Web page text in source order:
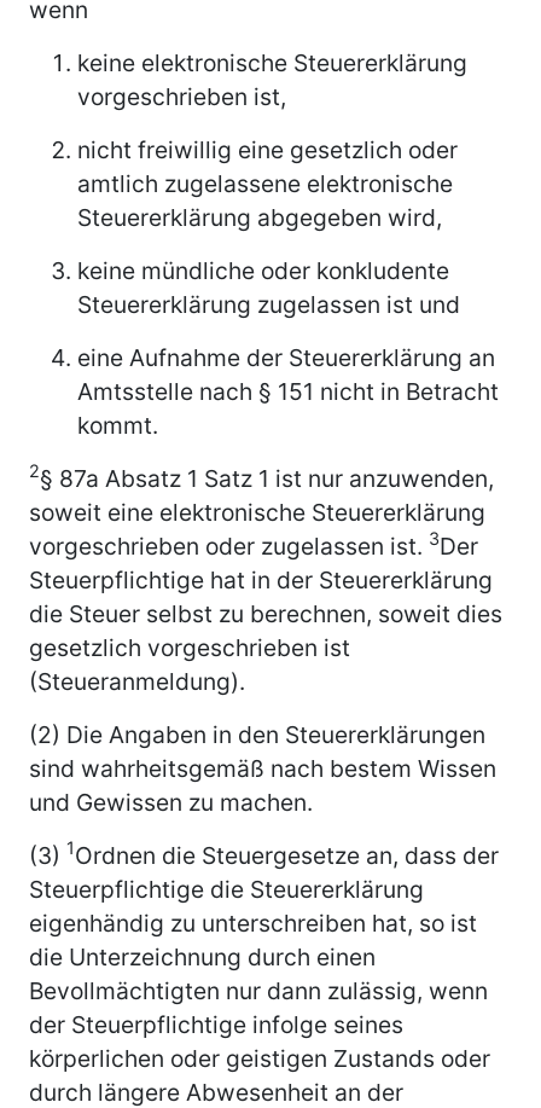
wenn
keine elektronische Steuererklärung
vorgeschrieben ist,
nicht freiwillig eine gesetzlich oder
amtlich zugelassene elektronische
Steuererklärung abgegeben wird,
keine mündliche oder konkludente
Steuererklärung zugelassen ist und
eine Aufnahme der Steuererklärung an
Amtsstelle nach § 151 nicht in Betracht
kommt.
2§ 87a Absatz 1 Satz 1 ist nur anzuwenden,
soweit eine elektronische Steuererklärung
vorgeschrieben oder zugelassen ist. 3Der
Steuerpflichtige hat in der Steuererklärung
die Steuer selbst zu berechnen, soweit dies
gesetzlich vorgeschrieben ist
(Steueranmeldung).
(2) Die Angaben in den Steuererklärungen
sind wahrheitsgemäß nach bestem Wissen
und Gewissen zu machen.
(3) 1Ordnen die Steuergesetze an, dass der
Steuerpflichtige die Steuererklärung
eigenhändig zu unterschreiben hat, so ist
die Unterzeichnung durch einen
Bevollmächtigten nur dann zulässig, wenn
der Steuerpflichtige infolge seines
körperlichen oder geistigen Zustands oder
durch längere Abwesenheit an der